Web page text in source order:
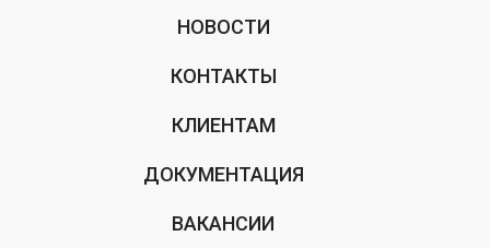
НОВОСТИ
КОНТАКТЫ
КЛИЕНТАМ
ДОКУМЕНТАЦИЯ
ВАКАНСИИ